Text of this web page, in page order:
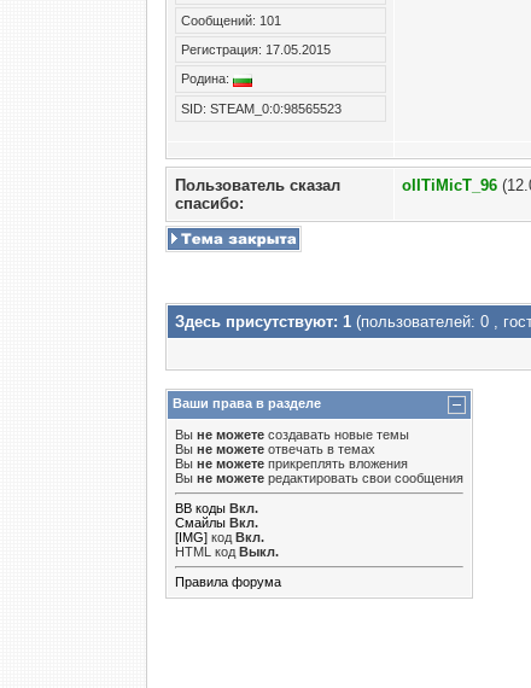
Сообщений: 101
Регистрация: 17.05.2015
Родина:
SID: STEAM_0:0:98565523
Пользователь сказал
cпасибо:
oIITiMicT_96
Здесь присутствуют: 1 (пользователей: 0 ,
Ваши права в разделе
Вы не можете создавать новые темы
Вы не можете отвечать в темах
Вы не можете прикреплять вложения
Вы не можете редактировать свои сообщения
BB коды Вкл.
Смайлы Вкл.
[IMG] код Вкл.
HTML код Выкл.
Правила форума